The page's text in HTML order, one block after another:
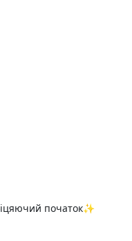
початок✨